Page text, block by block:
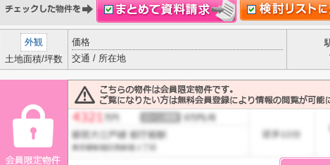
外観
土地面積/坪数
価格
交通 / 所在地